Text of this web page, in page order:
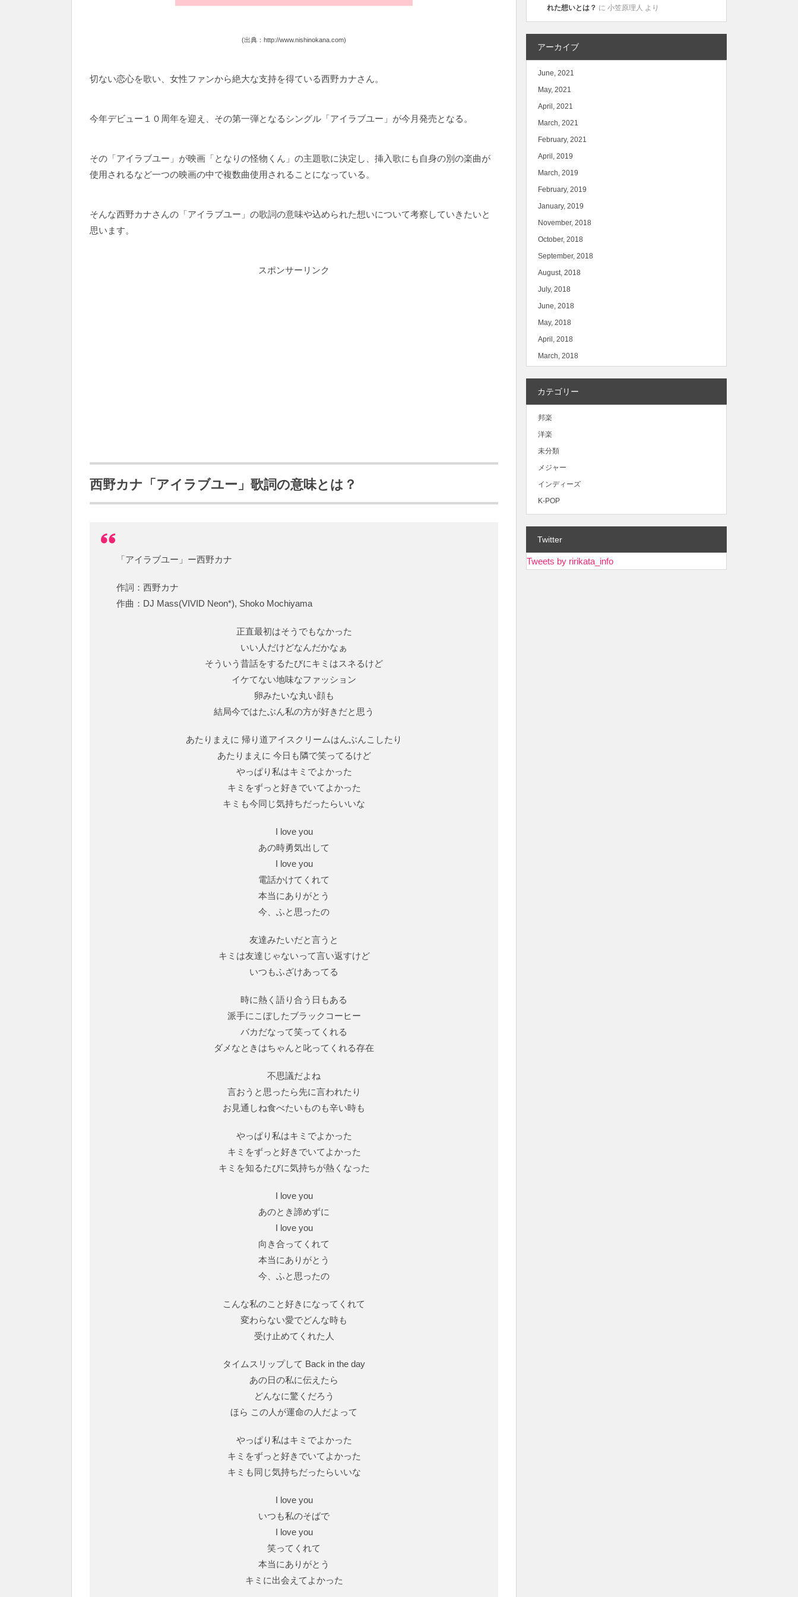
(出典：http://www.nishinokana.com)
切ない恋心を歌い、女性ファンから絶大な支持を得ている西野カナさん。
今年デビュー１０周年を迎え、その第一弾となるシングル「アイラブユー」が今月発売となる。
その「アイラブユー」が映画「となりの怪物くん」の主題歌に決定し、挿入歌にも自身の別の楽曲が
使用されるなど一つの映画の中で複数曲使用されることになっている。
そんな西野カナさんの「アイラブユー」の歌詞の意味や込められた想いについて考察していきたいと
思います。
スポンサーリンク
西野カナ「アイラブユー」歌詞の意味とは？
「アイラブユー」ー西野カナ
作詞：西野カナ
作曲：DJ Mass(VIVID Neon*), Shoko Mochiyama
正直最初はそうでもなかった
いい人だけどなんだかなぁ
そういう昔話をするたびにキミはスネるけど
イケてない地味なファッション
卵みたいな丸い顔も
結局今ではたぶん私の方が好きだと思う
あたりまえに 帰り道アイスクリームはんぶんこしたり
あたりまえに 今日も隣で笑ってるけど
やっぱり私はキミでよかった
キミをずっと好きでいてよかった
キミも今同じ気持ちだったらいいな
I love you
あの時勇気出して
I love you
電話かけてくれて
本当にありがとう
今、ふと思ったの
友達みたいだと言うと
キミは友達じゃないって言い返すけど
いつもふざけあってる
時に熱く語り合う日もある
派手にこぼしたブラックコーヒー
バカだなって笑ってくれる
ダメなときはちゃんと叱ってくれる存在
不思議だよね
言おうと思ったら先に言われたり
お見通しね食べたいものも辛い時も
やっぱり私はキミでよかった
キミをずっと好きでいてよかった
キミを知るたびに気持ちが熱くなった
I love you
あのとき諦めずに
I love you
向き合ってくれて
本当にありがとう
今、ふと思ったの
こんな私のこと好きになってくれて
変わらない愛でどんな時も
受け止めてくれた人
タイムスリップして Back in the day
あの日の私に伝えたら
どんなに驚くだろう
ほら この人が運命の人だよって
やっぱり私はキミでよかった
キミをずっと好きでいてよかった
キミも同じ気持ちだったらいいな
I love you
いつも私のそばで
I love you
笑ってくれて
本当にありがとう
キミに出会えてよかった
れた想いとは？ に 小笠原理人 より
アーカイブ
June, 2021
May, 2021
April, 2021
March, 2021
February, 2021
April, 2019
March, 2019
February, 2019
January, 2019
November, 2018
October, 2018
September, 2018
August, 2018
July, 2018
June, 2018
May, 2018
April, 2018
March, 2018
カテゴリー
邦楽
洋楽
未分類
メジャー
インディーズ
K-POP
Twitter
Tweets by ririkata_info